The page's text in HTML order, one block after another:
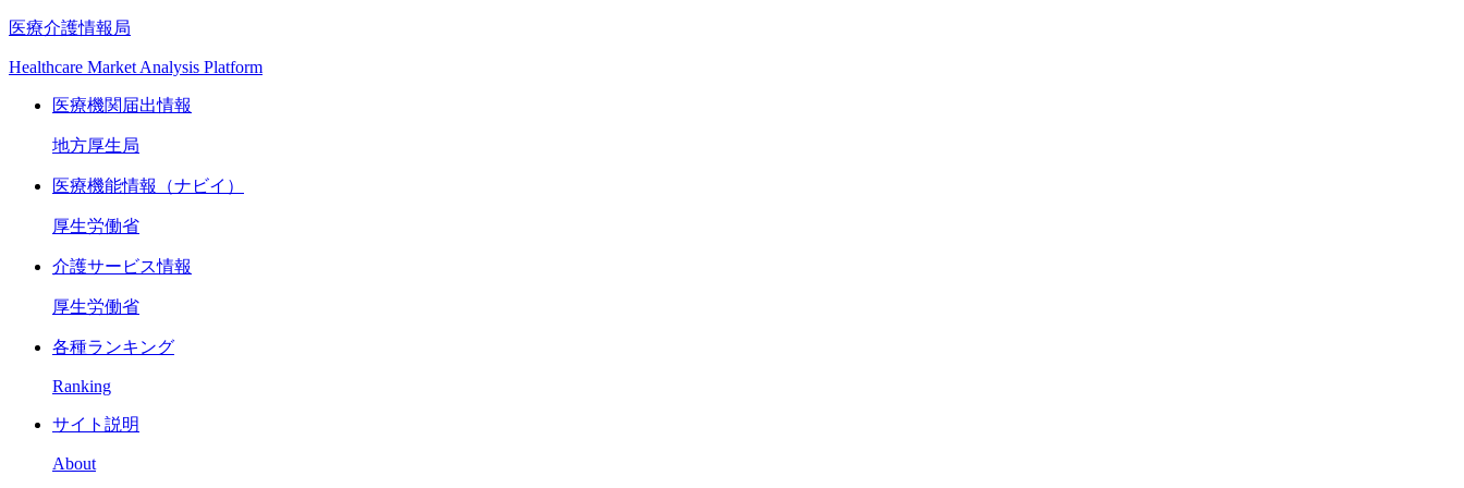
医療介護情報局
Healthcare Market Analysis Platform
医療機関届出情報
地方厚生局
医療機能情報（ナビイ）
厚生労働省
介護サービス情報
厚生労働省
各種ランキング
Ranking
サイト説明
About